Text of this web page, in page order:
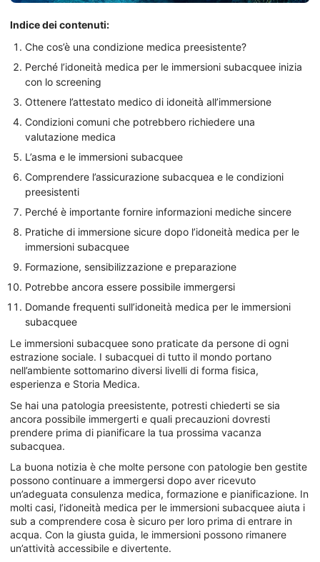
Indice dei contenuti:
Che cos’è una condizione medica preesistente?
Perché l’idoneità medica per le immersioni subacquee inizia
con lo screening
Ottenere l’attestato medico di idoneità all’immersione
Condizioni comuni che potrebbero richiedere una
valutazione medica
L’asma e le immersioni subacquee
Comprendere l’assicurazione subacquea e le condizioni
preesistenti
Perché è importante fornire informazioni mediche sincere
Pratiche di immersione sicure dopo l’idoneità medica per le
immersioni subacquee
Formazione, sensibilizzazione e preparazione
Potrebbe ancora essere possibile immergersi
Domande frequenti sull’idoneità medica per le immersioni
subacquee
Le immersioni subacquee sono praticate da persone di ogni
estrazione sociale. I subacquei di tutto il mondo portano
nell’ambiente sottomarino diversi livelli di forma fisica,
esperienza e Storia Medica.
Se hai una patologia preesistente, potresti chiederti se sia
ancora possibile immergerti e quali precauzioni dovresti
prendere prima di pianificare la tua prossima vacanza
subacquea.
La buona notizia è che molte persone con patologie ben gestite
possono continuare a immergersi dopo aver ricevuto
un’adeguata consulenza medica, formazione e pianificazione. In
molti casi, l’idoneità medica per le immersioni subacquee aiuta i
sub a comprendere cosa è sicuro per loro prima di entrare in
acqua. Con la giusta guida, le immersioni possono rimanere
un’attività accessibile e divertente.